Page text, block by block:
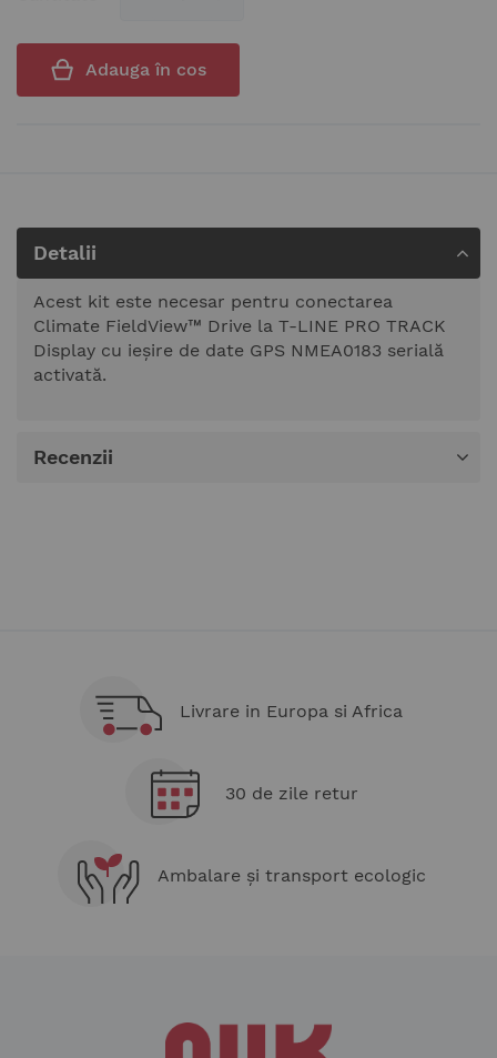
Adauga în cos
Detalii
Acest kit este necesar pentru conectarea
Climate FieldView™ Drive la T-LINE PRO TRACK
Display cu ieșire de date GPS NMEA0183 serială
activată.
Recenzii
Livrare in Europa si Africa
30 de zile retur
Ambalare și transport ecologic